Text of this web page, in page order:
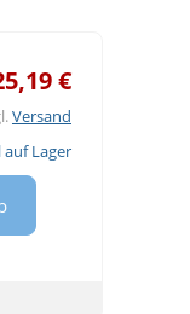
€
Versand
Lager